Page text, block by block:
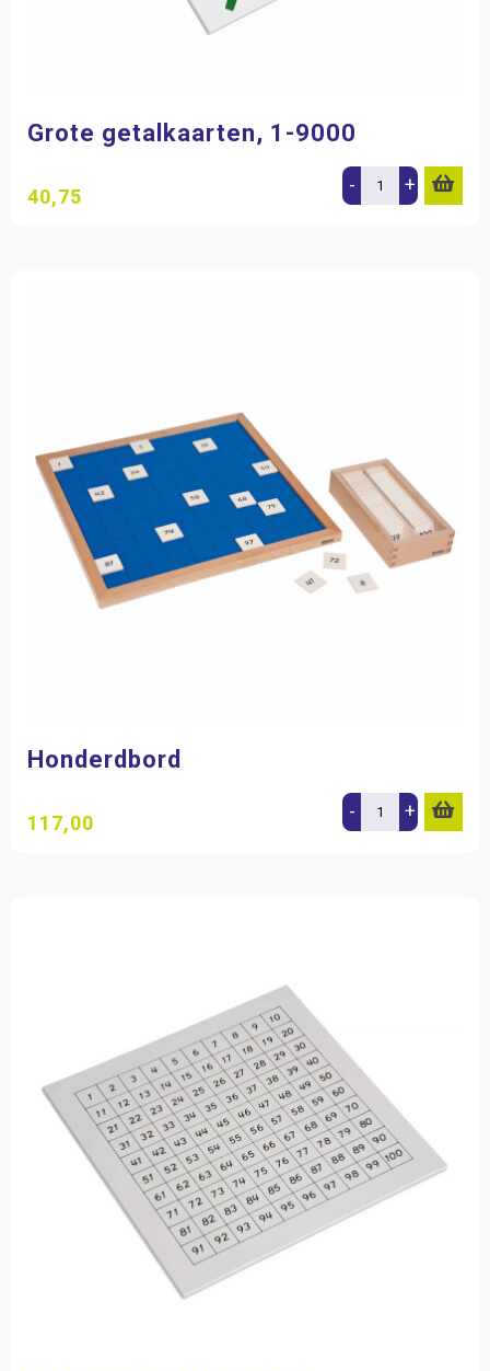
Grote getalkaarten, 1-9000
40,75 - +
Honderdbord
117,00 - +